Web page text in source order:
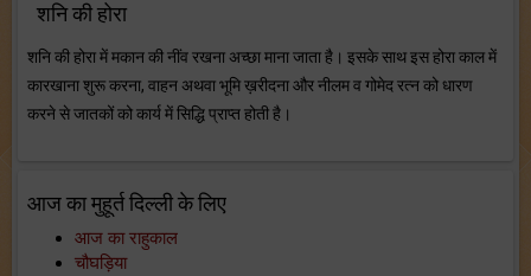
शनि की होरा
शनि की होरा में मकान की नींव रखना अच्छा माना जाता है। इसके साथ इस होरा काल में
कारखाना शुरू करना, वाहन अथवा भूमि ख़रीदना और नीलम व गोमेद रत्न को धारण
करने से जातकों को कार्य में सिद्धि प्राप्त होती है।
आज का मुहूर्त दिल्ली के लिए
आज का राहुकाल
चौघड़िया